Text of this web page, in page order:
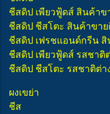
ชีสดิป เพียวฟู้ดส์ สินค้าข
ชีสดิป ชีสโตะ สินค้าขา
ชีสดิป เฟรชแอนด์กรีน
ชีสดิป เพียวฟู้ดส์ รสชาติ
ชีสดิป ชีสโตะ รสชาติต่า
ผงเขย่า
ชีส